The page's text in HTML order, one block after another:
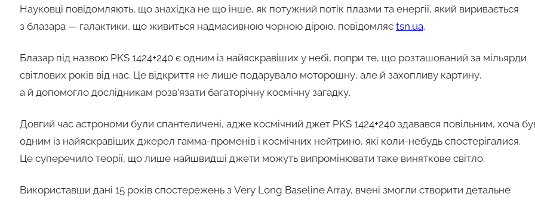
Науковці повідомляють, що знахідка не що інше, як потужний потік плазми та енергії, який виривається
з блазара — галактики, що живиться надмасивною чорною дірою, повідомляє tsn.ua.
Блазар під назвою PKS 1424+240 є одним із найяскравіших у небі, попри те, що розташований за мільярди
світлових років від нас. Це відкриття не лише подарувало моторошну, але й захопливу картину,
а й допомогло дослідникам розв’язати багаторічну космічну загадку.
Довгий час астрономи були спантеличені, адже космічний джет PKS 1424+240 здавався повільним, хоча
одним із найяскравіших джерел гамма-променів і космічних нейтрино, які коли-небудь спостерігалися.
Це суперечило теорії, що лише найшвидші джети можуть випромінювати таке виняткове світло.
Використавши дані 15 років спостережень з Very Long Baseline Array, вчені змогли створити детальне